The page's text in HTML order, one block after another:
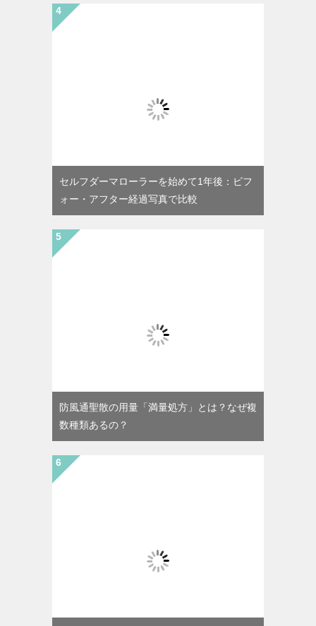
セルフダーマローラーを始めて1年後：ビフ
ォー・アフター経過写真で比較
防風通聖散の用量「満量処方」とは？なぜ複
数種類あるの？